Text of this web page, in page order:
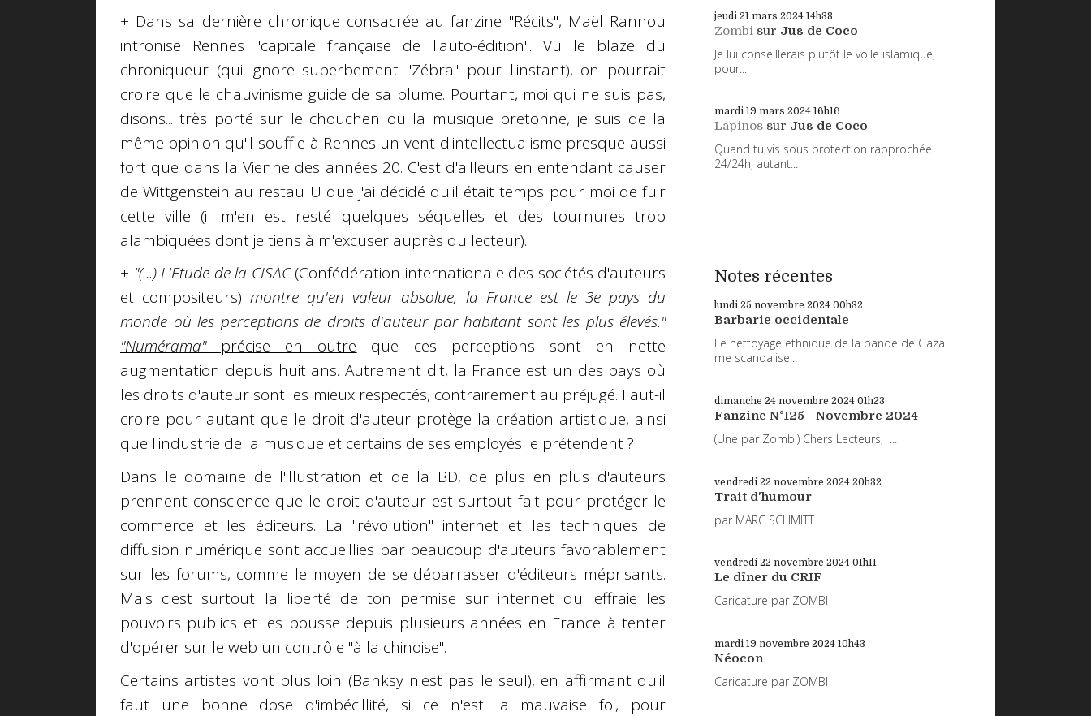
+ Dans sa dernière chronique consacrée au fanzine "Récits", Maël Rannou
intronise Rennes "capitale française de l'auto-édition". Vu le blaze du
chroniqueur (qui ignore superbement "Zébra" pour l'instant), on pourrait
croire que le chauvinisme guide de sa plume. Pourtant, moi qui ne suis pas,
disons... très porté sur le chouchen ou la musique bretonne, je suis de la
même opinion qu'il souffle à Rennes un vent d'intellectualisme presque aussi
fort que dans la Vienne des années 20. C'est d'ailleurs en entendant causer
de Wittgenstein au restau U que j'ai décidé qu'il était temps pour moi de fuir
cette ville (il m'en est resté quelques séquelles et des tournures trop
alambiquées dont je tiens à m'excuser auprès du lecteur).
+ "(...) L'Etude de la CISAC(Confédération internationale des sociétés d'auteurs
et compositeurs) montre qu'en valeur absolue, la France est le 3e pays du
monde où les perceptions de droits d'auteur par habitant sont les plus élevés."
"Numérama"précise en outre que ces perceptions sont en nette
augmentation depuis huit ans. Autrement dit, la France est un des pays où
les droits d'auteur sont les mieux respectés, contrairement au préjugé. Faut-il
croire pour autant que le droit d'auteur protège la création artistique, ainsi
que l'industrie de la musique et certains de ses employés le prétendent ?
Dans le domaine de l'illustration et de la BD, de plus en plus d'auteurs
prennent conscience que le droit d'auteur est surtout fait pour protéger le
commerce et les éditeurs. La "révolution" internet et les techniques de
diffusion numérique sont accueillies par beaucoup d'auteurs favorablement
sur les forums, comme le moyen de se débarrasser d'éditeurs méprisants.
Mais c'est surtout la liberté de ton permise sur internet qui effraie les
pouvoirs publics et les pousse depuis plusieurs années en France à tenter
d'opérer sur le web un contrôle "à la chinoise".
Certains artistes vont plus loin (Banksy n'est pas le seul), en affirmant qu'il
faut une bonne dose d'imbécillité, si ce n'est la mauvaise foi, pour
jeudi 21 mars 2024 14h38
Zombi sur Jus de Coco
Je lui conseillerais plutôt le voile islamique,
pour...
mardi 19 mars 2024 16h16
Lapinos sur Jus de Coco
Quand tu vis sous protection rapprochée
24/24h, autant...
Notes récentes
lundi 25 novembre 2024 00h32
Barbarie occidentale
Le nettoyage ethnique de la bande de Gaza
me scandalise...
dimanche 24 novembre 2024 01h23
Fanzine N°125 - Novembre 2024
(Une par Zombi) Chers Lecteurs, ...
vendredi 22 novembre 2024 20h32
Trait d'humour
par MARC SCHMITT
vendredi 22 novembre 2024 01h11
Le dîner du CRIF
Caricature par ZOMBI
mardi 19 novembre 2024 10h43
Néocon
Caricature par ZOMBI